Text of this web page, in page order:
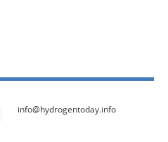
info@hydrogentoday.info